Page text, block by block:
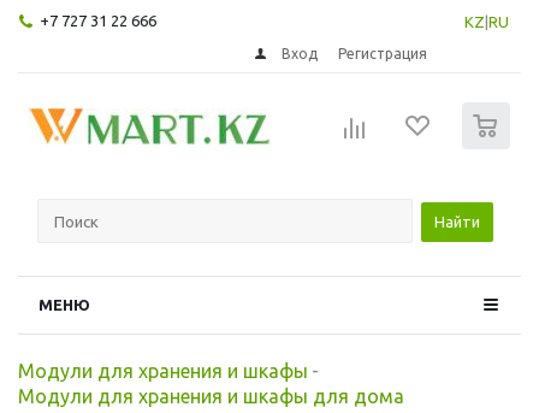
+7 727 31 22 666 KZ RU
Вход Регистрация
Найти
МЕНЮ
Модули для хранения и шкафы -
Модули для хранения и шкафы для дома